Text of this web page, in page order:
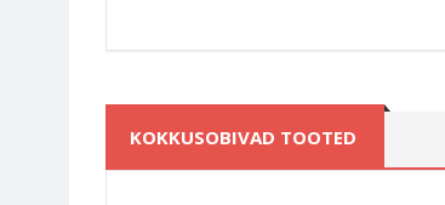
KOKKUSOBIVAD TOOTED